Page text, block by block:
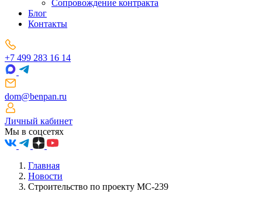
Сопровождение контракта
Блог
Контакты
+7 499 283 16 14
dom@benpan.ru
Личный кабинет
Мы в соцсетях
Главная
Новости
Строительство по проекту МС-239